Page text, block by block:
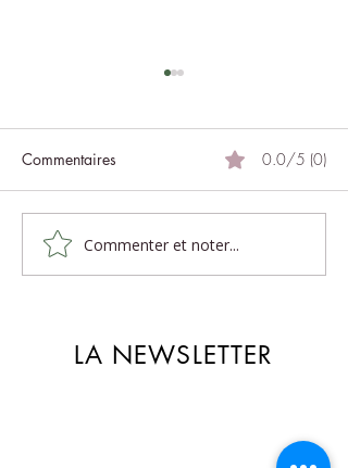
Le massage et ses bienfaits
Commentaires 0.0/5 (0)
Commenter et noter...
LA NEWSLETTER